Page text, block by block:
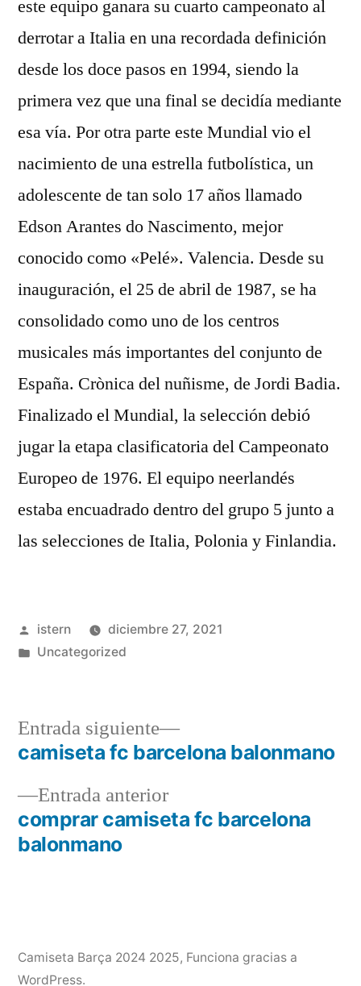
este equipo ganara su cuarto campeonato al
derrotar a Italia en una recordada definición
desde los doce pasos en 1994, siendo la
primera vez que una final se decidía mediante
esa vía. Por otra parte este Mundial vio el
nacimiento de una estrella futbolística, un
adolescente de tan solo 17 años llamado
Edson Arantes do Nascimento, mejor
conocido como «Pelé». Valencia. Desde su
inauguración, el 25 de abril de 1987, se ha
consolidado como uno de los centros
musicales más importantes del conjunto de
España. Crònica del nuñisme, de Jordi Badia.
Finalizado el Mundial, la selección debió
jugar la etapa clasificatoria del Campeonato
Europeo de 1976. El equipo neerlandés
estaba encuadrado dentro del grupo 5 junto a
las selecciones de Italia, Polonia y Finlandia.
Publicado
por
istern
diciembre 27, 2021
Publicado
Uncategorized
Navegación
de
entradas
Entrada anteriorEntrada
anterior:
comprar camiseta fc barcelona
balonmano
Entrada siguiente
Entrada
siguiente:
camiseta fc barcelona balonmano
Camiseta Barça 2024 2025, Funciona gracias a
WordPress.